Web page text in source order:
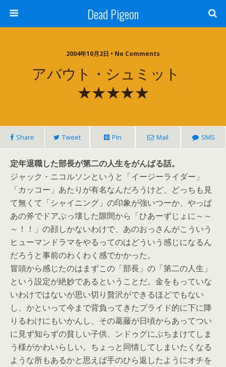
Dead Pigeon
2004年10月2日 • No Comments
アバウト・シュミット
★★★★★
Share Tweet Pin Mail SMS
定年退職した部長が第二の人生をがんばる話。
ジャック・ニコルソンというと「イージーライダー」
「カッコー」あたりが有名なんだろうけど、どっちも見
て無くて「シャイニング」の印象が強いつーか、やっぱ
あの斧でドアぶっ壊した隙間から「ひあーずじょに～～
～！！」の顔しかないわけで、あのおっさんがこういう
ヒューマンドラマをやるってのはどういう感じになるん
だろうと事前のわくわく感でかかった。
冒頭から感じたのはまずこの「部長」の「第二の人生」
という設定が絶妙であるということだ。金をもっていな
いわけではないが思い切り贅沢ができるほどでもない
し、かといって今まで背負ってきたプライド的に下に降
りるわけにもいかんし、その葛藤が日頃からあってつい
に見ず知らずの貧しい子供、ンドゥグにぶちまけてしま
う様がかわいらしい。ちょっと同情してしまいたくなる
ような所もあるかと思えば手のひら返したようにオチを